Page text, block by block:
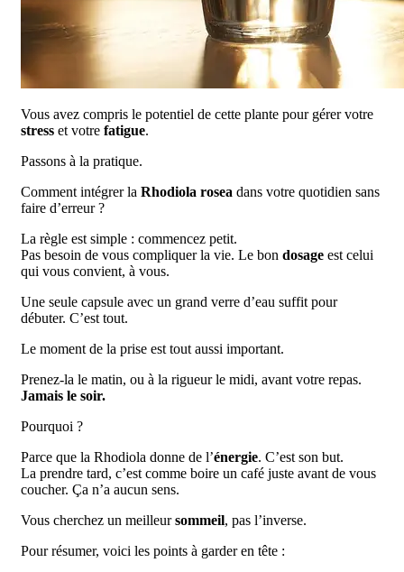
Vous avez compris le potentiel de cette plante pour gérer votre
stress et votre fatigue.
Passons à la pratique.
Comment intégrer la Rhodiola rosea dans votre quotidien sans
faire d’erreur ?
La règle est simple : commencez petit.
Pas besoin de vous compliquer la vie. Le bon dosage est celui
qui vous convient, à vous.
Une seule capsule avec un grand verre d’eau suffit pour
débuter. C’est tout.
Le moment de la prise est tout aussi important.
Prenez-la le matin, ou à la rigueur le midi, avant votre repas.
Jamais le soir.
Pourquoi ?
Parce que la Rhodiola donne de l’énergie. C’est son but.
La prendre tard, c’est comme boire un café juste avant de vous
coucher. Ça n’a aucun sens.
Vous cherchez un meilleursommeil, pas l’inverse.
Pour résumer, voici les points à garder en tête :